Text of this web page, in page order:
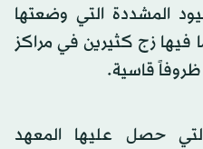
المشددة التي وضعتها
فيها زج كثيرين في مراكز
ظروفاً قاسية.
حصل عليها المعهد